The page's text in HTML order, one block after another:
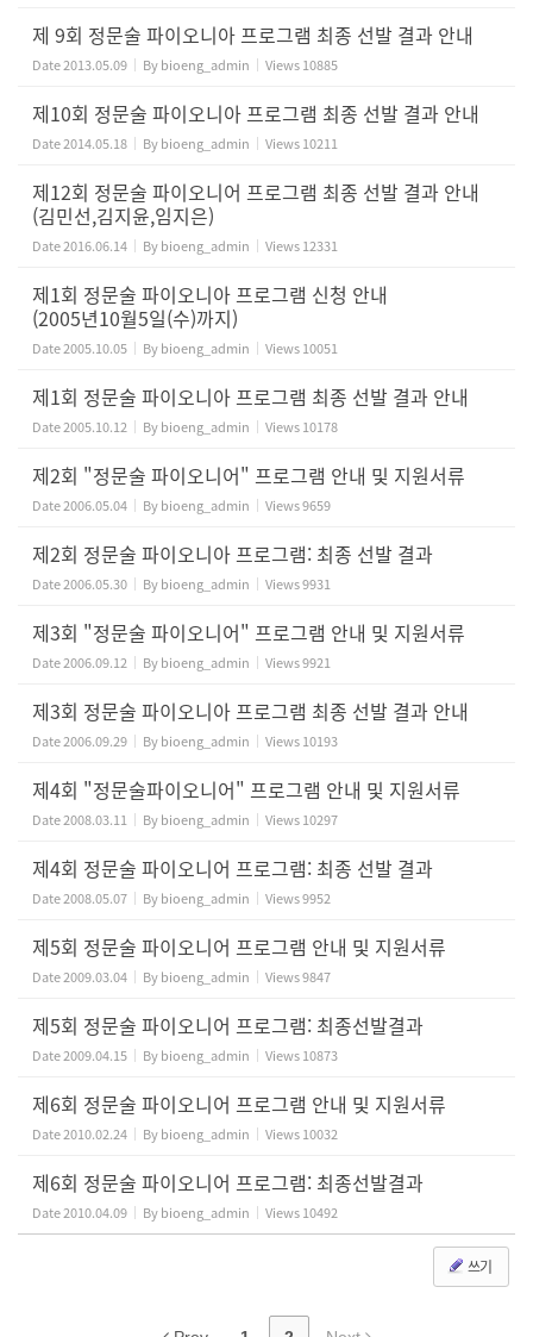
제 9회 정문술 파이오니아 프로그램 최종 선발 결과 안내
Date2013.05.09 Bybioeng_admin Views10885
제10회 정문술 파이오니아 프로그램 최종 선발 결과 안내
Date2014.05.18 Bybioeng_admin Views10211
제12회 정문술 파이오니어 프로그램 최종 선발 결과 안내
(김민선,김지윤,임지은)
Date2016.06.14 Bybioeng_admin Views12331
제1회 정문술 파이오니아 프로그램 신청 안내
(2005년10월5일(수)까지)
Date2005.10.05 Bybioeng_admin Views10051
제1회 정문술 파이오니아 프로그램 최종 선발 결과 안내
Date2005.10.12 Bybioeng_admin Views10178
제2회 "정문술 파이오니어" 프로그램 안내 및 지원서류
Date2006.05.04 Bybioeng_admin Views9659
제2회 정문술 파이오니아 프로그램: 최종 선발 결과
Date2006.05.30 Bybioeng_admin Views9931
제3회 "정문술 파이오니어" 프로그램 안내 및 지원서류
Date2006.09.12 Bybioeng_admin Views9921
제3회 정문술 파이오니아 프로그램 최종 선발 결과 안내
Date2006.09.29 Bybioeng_admin Views10193
제4회 "정문술파이오니어" 프로그램 안내 및 지원서류
Date2008.03.11 Bybioeng_admin Views10297
제4회 정문술 파이오니어 프로그램: 최종 선발 결과
Date2008.05.07 Bybioeng_admin Views9952
제5회 정문술 파이오니어 프로그램 안내 및 지원서류
Date2009.03.04 Bybioeng_admin Views9847
제5회 정문술 파이오니어 프로그램: 최종선발결과
Date2009.04.15 Bybioeng_admin Views10873
제6회 정문술 파이오니어 프로그램 안내 및 지원서류
Date2010.02.24 Bybioeng_admin Views10032
제6회 정문술 파이오니어 프로그램: 최종선발결과
Date2010.04.09 Bybioeng_admin Views10492
쓰기